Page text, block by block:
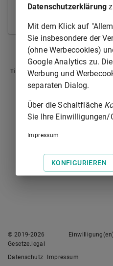
geändert.
PRÄAMBEL
Tipp
: Swipen Sie auf dem Bildschirm
© 2019-2026
Gesetze.legal
Datenschutz Impressum
Datenschutzerklärung
Mit dem Klick auf
Sie insbesondere der
(ohne Werbecookies)
Google Analytics zu.
Werbung und
separaten Dialog.
Über die Schaltfläche
Sie Ihre Einwilligungen/
Impressum
KONFIGURIEREN